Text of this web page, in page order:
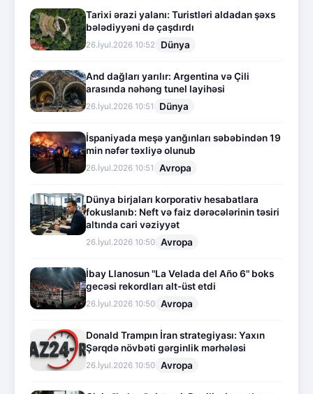
Tarixi ərazi yalanı: Turistləri aldadan şəxs
bələdiyyəni də çaşdırdı
26.İyul.2026 10:52 Dünya
And dağları yarılır: Argentina və Çili
arasında nəhəng tunel layihəsi
26.İyul.2026 10:51 Dünya
İspaniyada meşə yanğınları səbəbindən 19
min nəfər təxliyə olunub
26.İyul.2026 10:51 Avropa
Dünya birjaları korporativ hesabatlara
fokuslanıb: Neft və faiz dərəcələrinin təsiri
altında cari vəziyyət
26.İyul.2026 10:50 Avropa
İbay Llanosun "La Velada del Año 6" boks
gecəsi rekordları alt-üst etdi
26.İyul.2026 10:50 Avropa
Donald Trampın İran strategiyası: Yaxın
Şərqdə növbəti gərginlik mərhələsi
26.İyul.2026 10:50 Avropa